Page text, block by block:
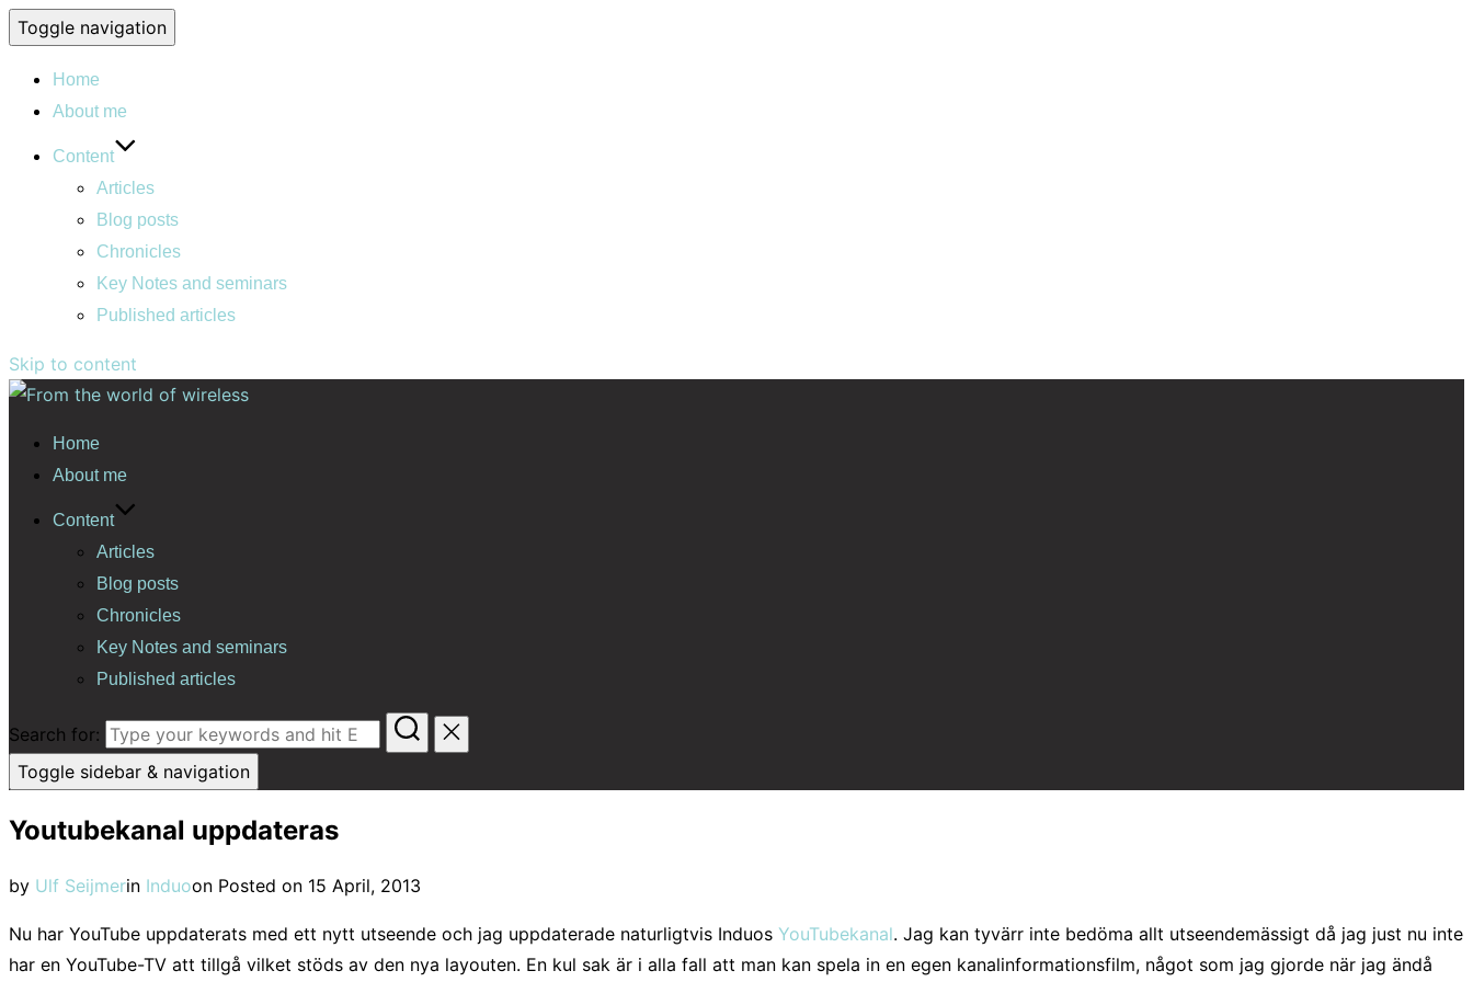
Toggle navigation
Home
About me
Content
Articles
Blog posts
Chronicles
Key Notes and seminars
Published articles
Skip to content
Home
About me
Content
Articles
Blog posts
Chronicles
Key Notes and seminars
Published articles
Search for:
Toggle sidebar & navigation
Youtubekanal uppdateras
by Ulf Seijmerin Induoon Posted on 15 April, 2013
Nu har YouTube uppdaterats med ett nytt utseende och jag uppdaterade naturligtvis Induos YouTubekanal. Jag kan tyvärr inte bedöma allt utseendemässigt då jag just nu inte
har en YouTube-TV att tillgå vilket stöds av den nya layouten. En kul sak är i alla fall att man kan spela in en egen kanalinformationsfilm, något som jag gjorde när jag ändå